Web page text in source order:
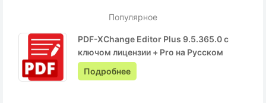
Популярное
PDF-XChange Editor Plus 9.5.365.0 с
ключом лицензии + Pro на Русском
Подробнее